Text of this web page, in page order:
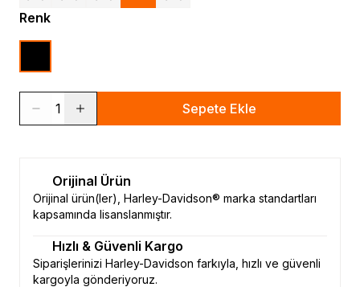
Renk
1 Sepete Ekle
Orijinal Ürün
Orijinal ürün(ler), Harley-Davidson® marka standartları
kapsamında lisanslanmıştır.
Hızlı & Güvenli Kargo
Siparişlerinizi Harley-Davidson farkıyla, hızlı ve güvenli
kargoyla gönderiyoruz.